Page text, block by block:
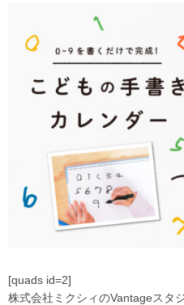
[quads id=2]
株式会社ミクシィのVantageスタ